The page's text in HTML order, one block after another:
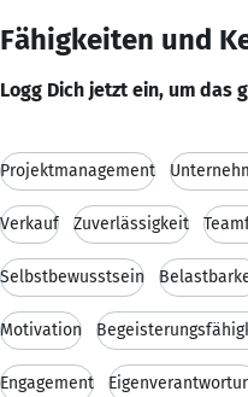
Fähigkeiten und
Logg Dich jetzt ein, um das
Projektmanagement
Verkauf Zuverlässigkeit
Selbstbewusstsein
Motivation
Engagement